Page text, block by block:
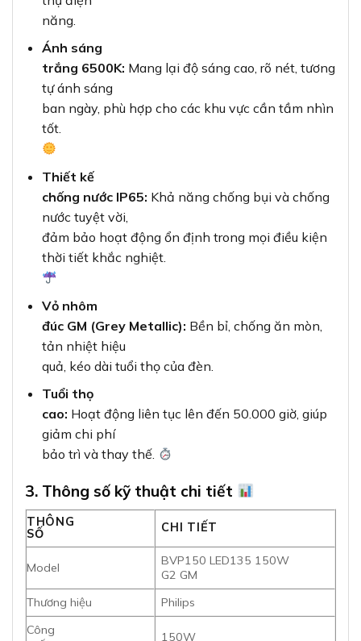
Vỏ nhôm
tản nhiệt hiệu
quả, kéo dài tuổi thọ của đèn.
Tuổi thọ
cao:
giảm chi phí
3. Thông số kỹ thuật chi tiết
THÔNG
SỐ
CHI TIẾT
Model
Thương hiệu
Công
suất
màu
Quang
thông
13500
Cấp bảo
vệ
IP65
Tuổi
thọ
50.000
giờ
Điện áp hoạt
động
220-240V/50-60Hz
Góc